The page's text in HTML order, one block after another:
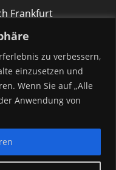
zu verbessern,
einzusetzen und
Wenn Sie auf „Alle
Anwendung von
Frankfurt
Leipzig
Rostock
Düsseldorf